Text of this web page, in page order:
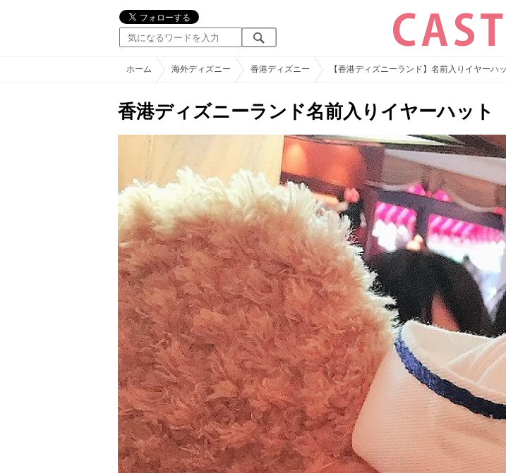
ホーム 海外ディズニー 香港ディズニー 【香港ディズニーランド】名前入りイヤー
香港ディズニーランド名前入りイヤーハット